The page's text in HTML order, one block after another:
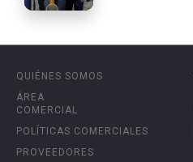
QUIÉNES SOMOS
ÁREA
COMERCIAL
POLÍTICAS COMERCIALES
PROVEEDORES